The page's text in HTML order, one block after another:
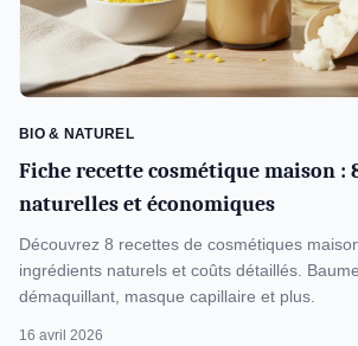
BIO & NATUREL
Fiche recette cosmétique maison :
naturelles et économiques
Découvrez 8 recettes de cosmétiques
ingrédients naturels et coûts détaillés.
démaquillant, masque capillaire et plus.
16 avril 2026